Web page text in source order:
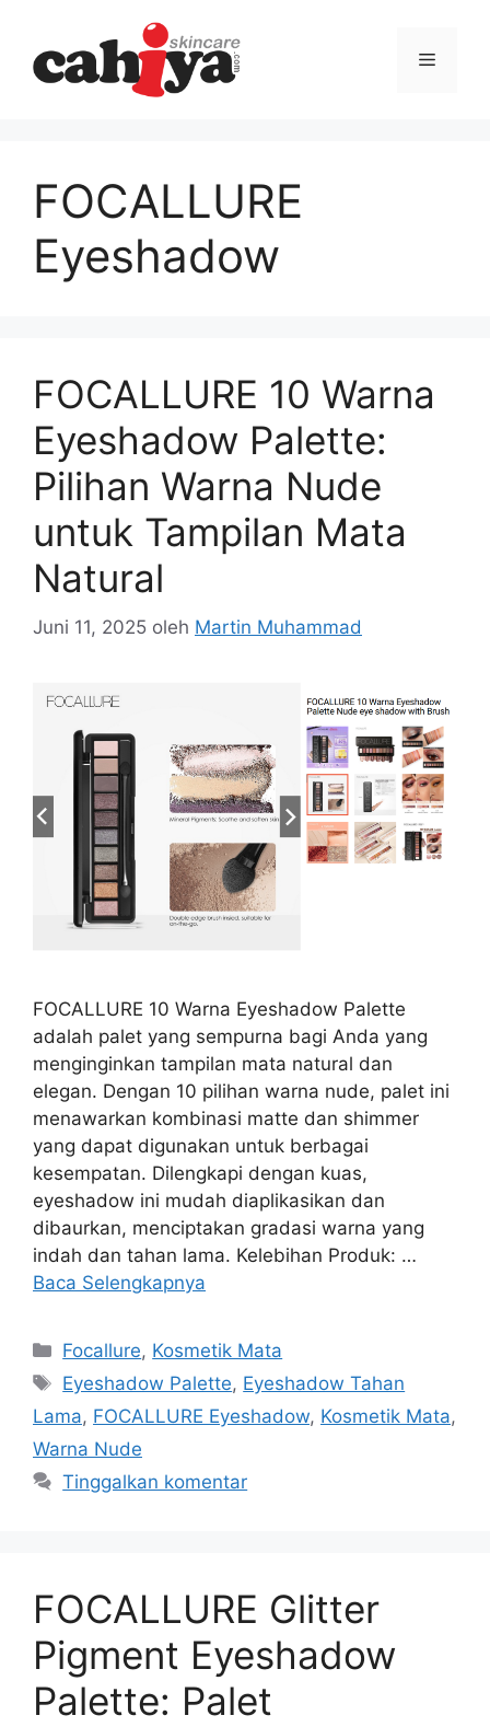
Menu
FOCALLURE
Eyeshadow
FOCALLURE 10 Warna
Eyeshadow Palette:
Pilihan Warna Nude
untuk Tampilan Mata
Natural
Juni 11, 2025 oleh Martin Muhammad
FOCALLURE 10 Warna Eyeshadow Palette
adalah palet yang sempurna bagi Anda yang
menginginkan tampilan mata natural dan
elegan. Dengan 10 pilihan warna nude, palet ini
menawarkan kombinasi matte dan shimmer
yang dapat digunakan untuk berbagai
kesempatan. Dilengkapi dengan kuas,
eyeshadow ini mudah diaplikasikan dan
dibaurkan, menciptakan gradasi warna yang
indah dan tahan lama. Kelebihan Produk: …
Baca Selengkapnya
Kategori
Focallure, Kosmetik Mata
Tag
Eyeshadow Palette, Eyeshadow Tahan
Lama, FOCALLURE Eyeshadow, Kosmetik Mata,
Warna Nude
Tinggalkan komentar
FOCALLURE Glitter
Pigment Eyeshadow
Palette: Palet